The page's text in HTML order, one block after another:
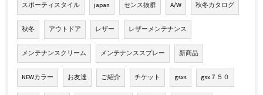
スポーティスタイル japan センス抜群 A/W 秋冬カタログ
秋冬 アウトドア レザー レザーメンテナンス
メンテナンスクリーム メンテナンススプレー 新商品
NEWカラー お友達 ご紹介 チケット gsxs gsx７５０